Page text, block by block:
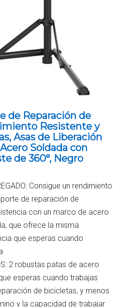
de Reparación de
Resistente y
Asas de Liberación
Soldada con
de 360°, Negro
Consigue un rendimiento
de reparación de
con un marco de acero
que ofrece la misma
que esperas cuando
2 robustas patas de acero
esperas cuando trabajas
de bicicletas, y menos
y la capacidad de trabajar